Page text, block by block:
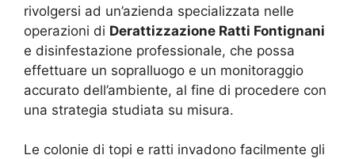
rivolgersi ad un’azienda specializzata nelle
operazioni di Derattizzazione Ratti Fontignani
e disinfestazione professionale, che possa
effettuare un sopralluogo e un monitoraggio
accurato dell’ambiente, al fine di procedere con
una strategia studiata su misura.
Le colonie di topi e ratti invadono facilmente gli